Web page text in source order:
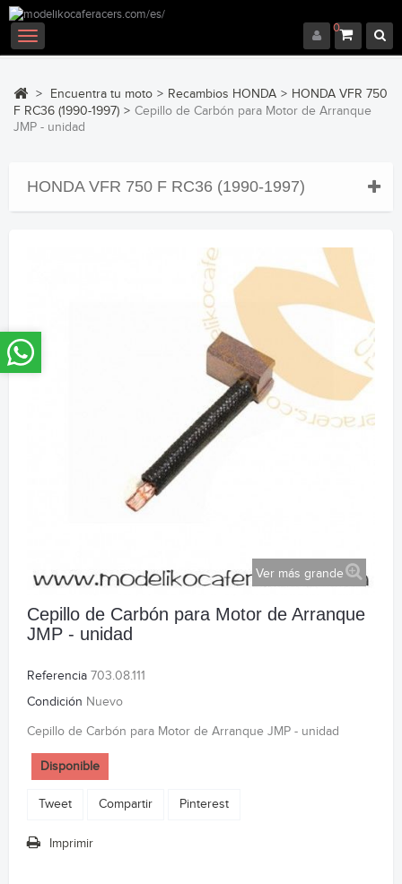
0
Navegación
Toggle
> Encuentra tu moto > Recambios HONDA > HONDA VFR 750
F RC36 (1990-1997) > Cepillo de Carbón para Motor de Arranque
JMP - unidad
HONDA VFR 750 F RC36 (1990-1997)
Ver más grande
Cepillo de Carbón para Motor de Arranque
JMP - unidad
Referencia 703.08.111
Condición Nuevo
Cepillo de Carbón para Motor de Arranque JMP - unidad
Disponible
Tweet Compartir Pinterest
Imprimir